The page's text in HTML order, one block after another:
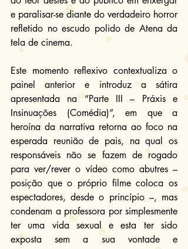
e paralisar-se diante do verdadeiro horror
refletido no escudo polido de Atena da
tela de cinema.
Este momento reflexivo contextualiza o
painel anterior e introduz a sátira
apresentada na “Parte III – Práxis e
Insinuações (Comédia)”, em que a
heroína da narrativa retorna ao foco na
esperada reunião de pais, na qual os
responsáveis não se fazem de rogado
para ver/rever o vídeo como abutres –
posição que o próprio filme coloca os
espectadores, desde o princípio –, mas
condenam a professora por simplesmente
ter uma vida sexual e esta ter sido
exposta sem a sua vontade e